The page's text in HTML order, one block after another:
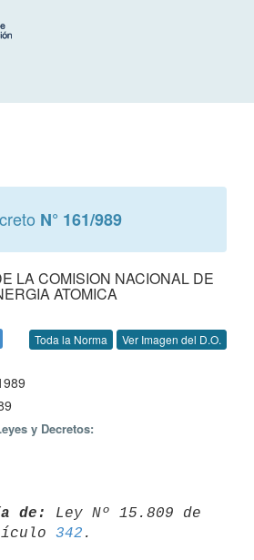
N° 161/989
LA COMISION NACIONAL DE
ATOMICA
Toda la Norma Ver Imagen del D.O.
y Decretos:
de:
Ley Nº 15.809 de
342